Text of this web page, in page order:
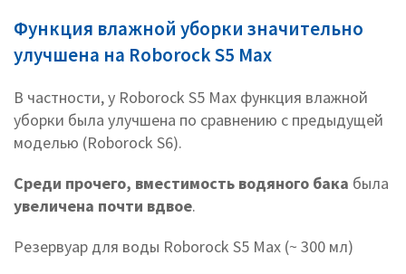
Функция влажной уборки значительно
улучшена на Roborock S5 Max
В частности, у Roborock S5 Max функция влажной
уборки была улучшена по сравнению с предыдущей
моделью (Roborock S6).
Среди прочего, вместимость водяного бака была
увеличена почти вдвое.
Резервуар для воды Roborock S5 Max (~ 300 мл)